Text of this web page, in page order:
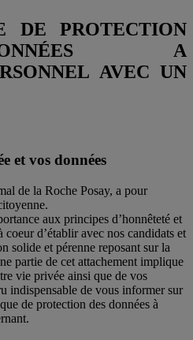
DE PROTECTION
A
AVEC UN
et vos données
de la Roche Posay, a pour
aux principes d’honnêteté et
coeur d’établir avec nos candidats et
solide et pérenne reposant sur la
partie de cet attachement implique
vie privée ainsi que de vos
indispensable de vous informer sur
de protection des données à